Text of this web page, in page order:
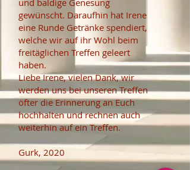
und baldige Genesung
gewünscht. Daraufhin hat Irene
eine Runde Getränke spendiert,
welche wir auf ihr Wohl beim
freitäglichen Treffen geleert
haben.
Liebe Irene, vielen Dank, wir
werden uns bei unseren Treffen
öfter die Erinnerung an Euch
hochhalten und rechnen auch
weiterhin auf ein Treffen.
Gurk, 2020